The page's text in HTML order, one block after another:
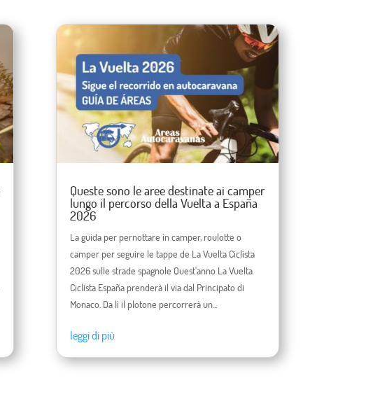
Queste sono le aree destinate ai camper
lungo il percorso della Vuelta a España
2026
La guida per pernottare in camper, roulotte o
camper per seguire le tappe de La Vuelta Ciclista
2026 sulle strade spagnole Quest'anno La Vuelta
Ciclista España prenderà il via dal Principato di
Monaco. Da lì il plotone percorrerà un...
leggi di più